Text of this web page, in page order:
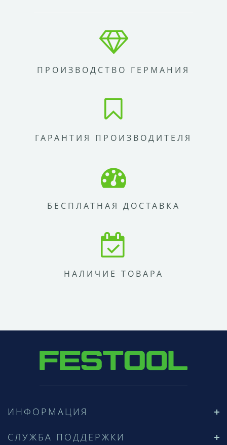
ПРОИЗВОДСТВО ГЕРМАНИЯ
ГАРАНТИЯ ПРОИЗВОДИТЕЛЯ
БЕСПЛАТНАЯ ДОСТАВКА
НАЛИЧИЕ ТОВАРА
ИНФОРМАЦИЯ
СЛУЖБА ПОДДЕРЖКИ